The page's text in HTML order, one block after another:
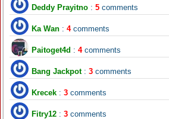
Deddy Prayitno : 5 comments
Ka Wan : 4 comments
Paitoget4d : 4 comments
Bang Jackpot: 3 comments
Krecek : 3 comments
Fitry12 : 3 comments